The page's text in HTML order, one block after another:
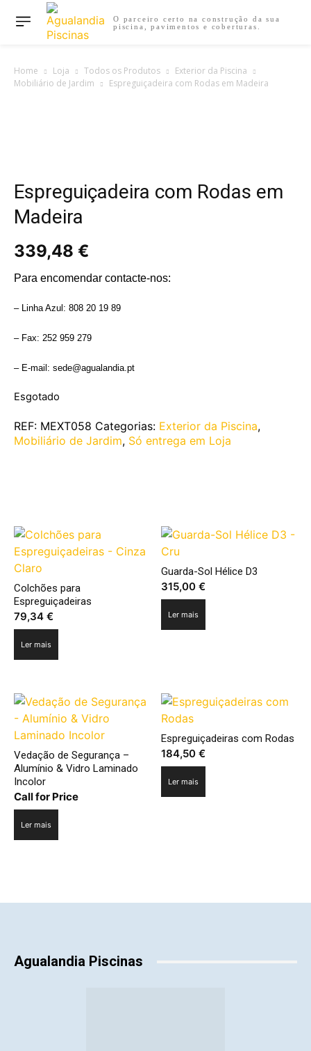
O parceiro certo na construção da sua
piscina, pavimentos e coberturas.
Home Loja Todos os Produtos
Exterior da Piscina
Mobiliário de Jardim
Espreguiçadeira com Rodas em Madeira
Espreguiçadeira com Rodas em
Madeira
339,48 €
Para encomendar contacte-nos:
– Linha Azul: 808 20 19 89
– Fax: 252 959 279
– E-mail: sede@agualandia.pt
Esgotado
REF: MEXT058 Categorias: Exterior da Piscina,
Mobiliário de Jardim, Só entrega em Loja
Colchões para
Espreguiçadeiras
79,34 €
Ler mais
Guarda-Sol Hélice D3
315,00€
Ler mais
Vedação de Segurança –
Alumínio & Vidro Laminado
Incolor
Call for Price
Ler mais
Espreguiçadeiras com Rodas
184,50€
Ler mais
Agualandia Piscinas